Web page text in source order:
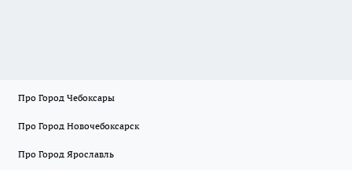
Про Город Чебоксары
Про Город Новочебоксарск
Про Город Ярославль